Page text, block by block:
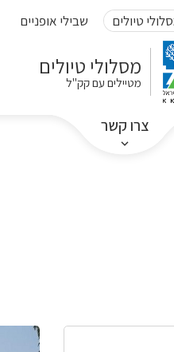
טיולים שבילי אופניים
מסלולי טיולים
מטיילים עם קק"ל
צרו קשר